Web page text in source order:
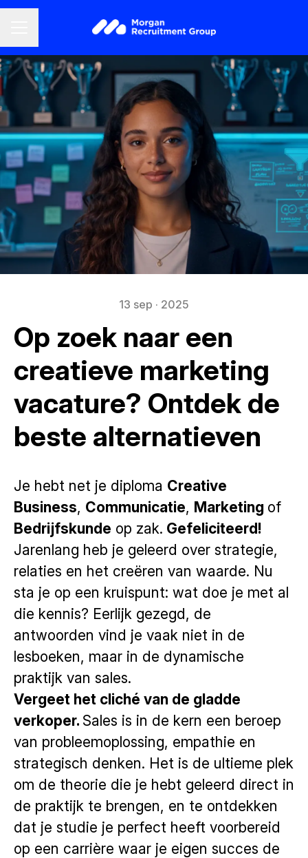
13 sep · 2025
Op zoek naar een
creatieve marketing
vacature? Ontdek de
beste alternatieven
Je hebt net je diploma Creative
Business, Communicatie, Marketing of
Bedrijfskunde op zak. Gefeliciteerd!
Jarenlang heb je geleerd over strategie,
relaties en het creëren van waarde. Nu
sta je op een kruispunt: wat doe je met al
die kennis? Eerlijk gezegd, de
antwoorden vind je vaak niet in de
lesboeken, maar in de dynamische
praktijk van sales.
Vergeet het cliché van de gladde
verkoper. Sales is in de kern een beroep
van probleemoplossing, empathie en
strategisch denken. Het is de ultieme plek
om de theorie die je hebt geleerd direct in
de praktijk te brengen, en te ontdekken
dat je studie je perfect heeft voorbereid
op een carrière waar je eigen succes de